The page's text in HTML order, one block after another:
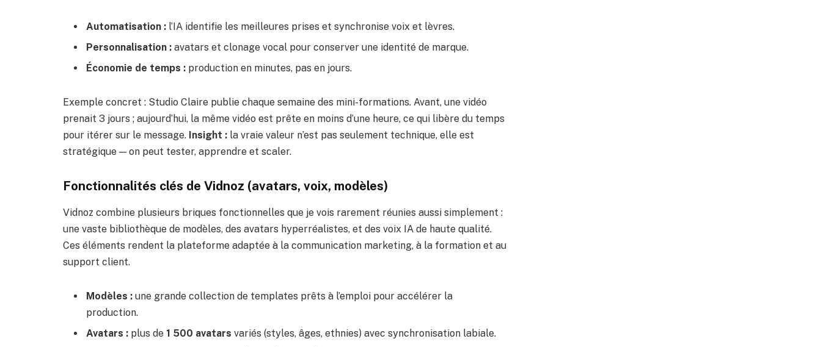
Automatisation : l’IA identifie les meilleures prises et synchronise voix et lèvres.
Personnalisation : avatars et clonage vocal pour conserver une identité de marque.
Économie de temps : production en minutes, pas en jours.
Exemple concret : Studio Claire publie chaque semaine des mini-formations. Avant, une vidéo
prenait 3 jours ; aujourd’hui, la même vidéo est prête en moins d’une heure, ce qui libère du temps
pour itérer sur le message. Insight : la vraie valeur n’est pas seulement technique, elle est
stratégique — on peut tester, apprendre et scaler.
Fonctionnalités clés de Vidnoz (avatars, voix, modèles)
Vidnoz combine plusieurs briques fonctionnelles que je vois rarement réunies aussi simplement :
une vaste bibliothèque de modèles, des avatars hyperréalistes, et des voix IA de haute qualité.
Ces éléments rendent la plateforme adaptée à la communication marketing, à la formation et au
support client.
Modèles : une grande collection de templates prêts à l’emploi pour accélérer la
production.
Avatars : plus de 1 500 avatars variés (styles, âges, ethnies) avec synchronisation labiale.